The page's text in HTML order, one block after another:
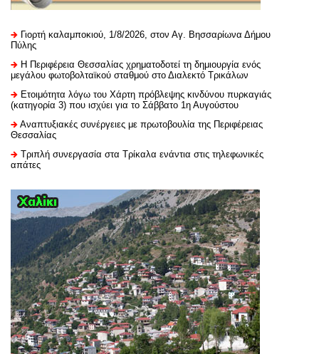
Γιορτή καλαμποκιού, 1/8/2026, στον Αγ. Βησσαρίωνα Δήμου
Πύλης
H Περιφέρεια Θεσσαλίας χρηματοδοτεί τη δημιουργία ενός
μεγάλου φωτοβολταϊκού σταθμού στο Διαλεκτό Τρικάλων
Ετοιμότητα λόγω του Χάρτη πρόβλεψης κινδύνου πυρκαγιάς
(κατηγορία 3) που ισχύει για το Σάββατο 1η Αυγούστου
Αναπτυξιακές συνέργειες με πρωτοβουλία της Περιφέρειας
Θεσσαλίας
Τριπλή συνεργασία στα Τρίκαλα ενάντια στις τηλεφωνικές
απάτες